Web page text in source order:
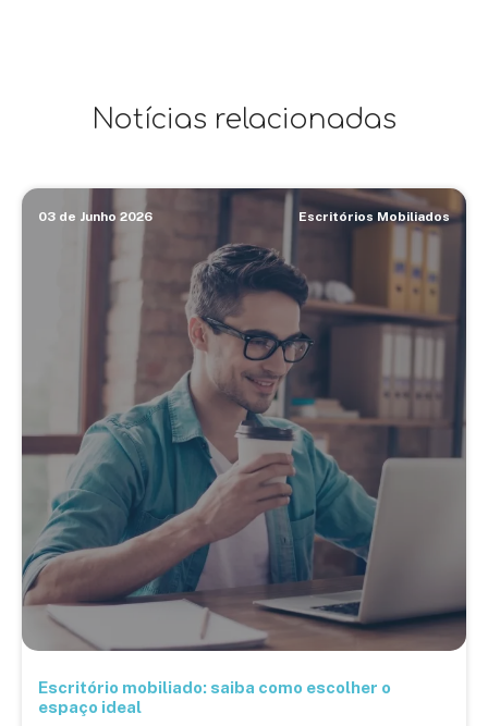
Notícias relacionadas
03 de Junho 2026 Escritórios Mobiliados
Escritório mobiliado: saiba como escolher o
espaço ideal